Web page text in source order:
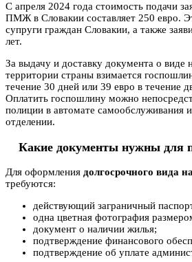
С апреля 2024 года стоимость подачи
ПМЖ в Словакии составляет 250 евро.
супруги граждан Словакии, а также
лет.
За выдачу и доставку документа о виде
территории страны взимается
течение 30 дней или 39 евро в течение
Оплатить госпошлину можно
полиции в автомате самообслуживания
отделении.
Какие документы нужны
Для оформления долгосрочного вида
требуются:
действующий заграничный
одна цветная фотография
документ о наличии жилья;
подтверждение финансового
подтверждение об уплате